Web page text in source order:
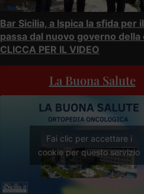
Bar Sicilia, a Ispica la sfida per
passa dal nuovo governo della
CLICCA PER IL VIDEO
La Buona Salute
Fai clic per accettare i
cookie per questo servizio